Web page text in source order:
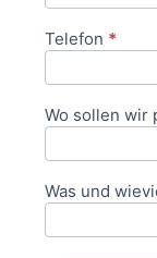
Telefon *
Wo sollen wir
Was und